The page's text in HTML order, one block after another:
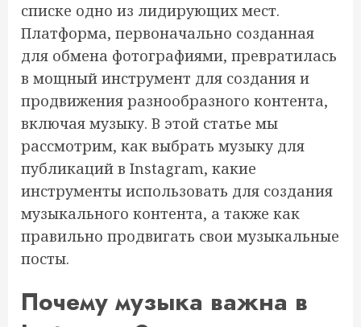
списке одно из лидирующих мест.
Платформа, первоначально созданная
для обмена фотографиями, превратилась
в мощный инструмент для создания и
продвижения разнообразного контента,
включая музыку. В этой статье мы
рассмотрим, как выбрать музыку для
публикаций в Instagram, какие
инструменты использовать для создания
музыкального контента, а также как
правильно продвигать свои музыкальные
посты.
Почему музыка важна в